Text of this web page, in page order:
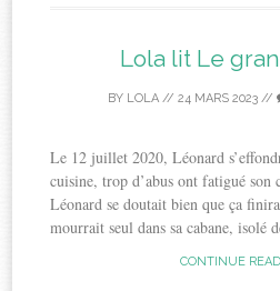
Lola lit Le
BY LOLA// 24 MARS 2023//
Le 12 juillet 2020, Léonard
cuisine, trop d’abus ont fatigué son
Léonard se doutait bien que ça
mourrait seul dans sa cabane, isolé
CONTINUE